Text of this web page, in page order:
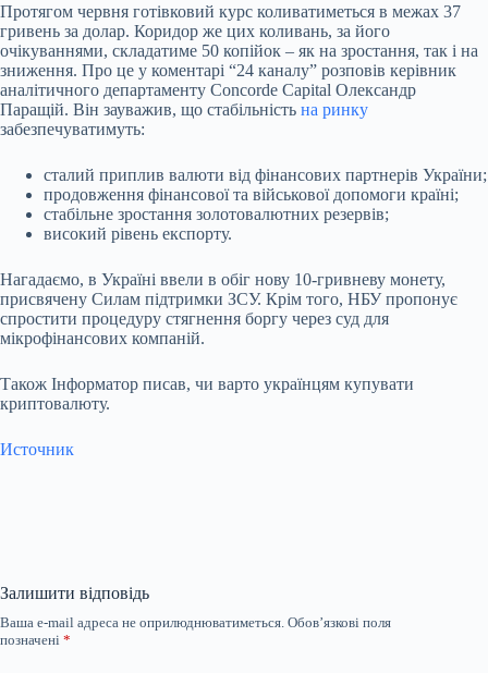
Протягом червня готівковий курс коливатиметься в межах 37
гривень за долар. Коридор же цих коливань, за його
очікуваннями, складатиме 50 копійок – як на зростання, так і на
зниження. Про це у коментарі “24 каналу” розповів керівник
аналітичного департаменту Concorde Capital Олександр
Паращій. Він зауважив, що стабільність на ринку
забезпечуватимуть:
сталий приплив валюти від фінансових партнерів України;
продовження фінансової та військової допомоги країні;
стабільне зростання золотовалютних резервів;
високий рівень експорту.
Нагадаємо, в Україні ввели в обіг нову 10-гривневу монету,
присвячену Силам підтримки ЗСУ. Крім того, НБУ пропонує
спростити процедуру стягнення боргу через суд для
мікрофінансових компаній.
Також Інформатор писав, чи варто українцям купувати
криптовалюту.
Источник
Залишити відповідь
Ваша e-mail адреса не оприлюднюватиметься. Обов’язкові поля
позначені *